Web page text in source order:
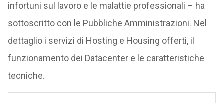
infortuni sul lavoro e le malattie professionali – ha
sottoscritto con le Pubbliche Amministrazioni. Nel
dettaglio i servizi di Hosting e Housing offerti, il
funzionamento dei Datacenter e le caratteristiche
tecniche.